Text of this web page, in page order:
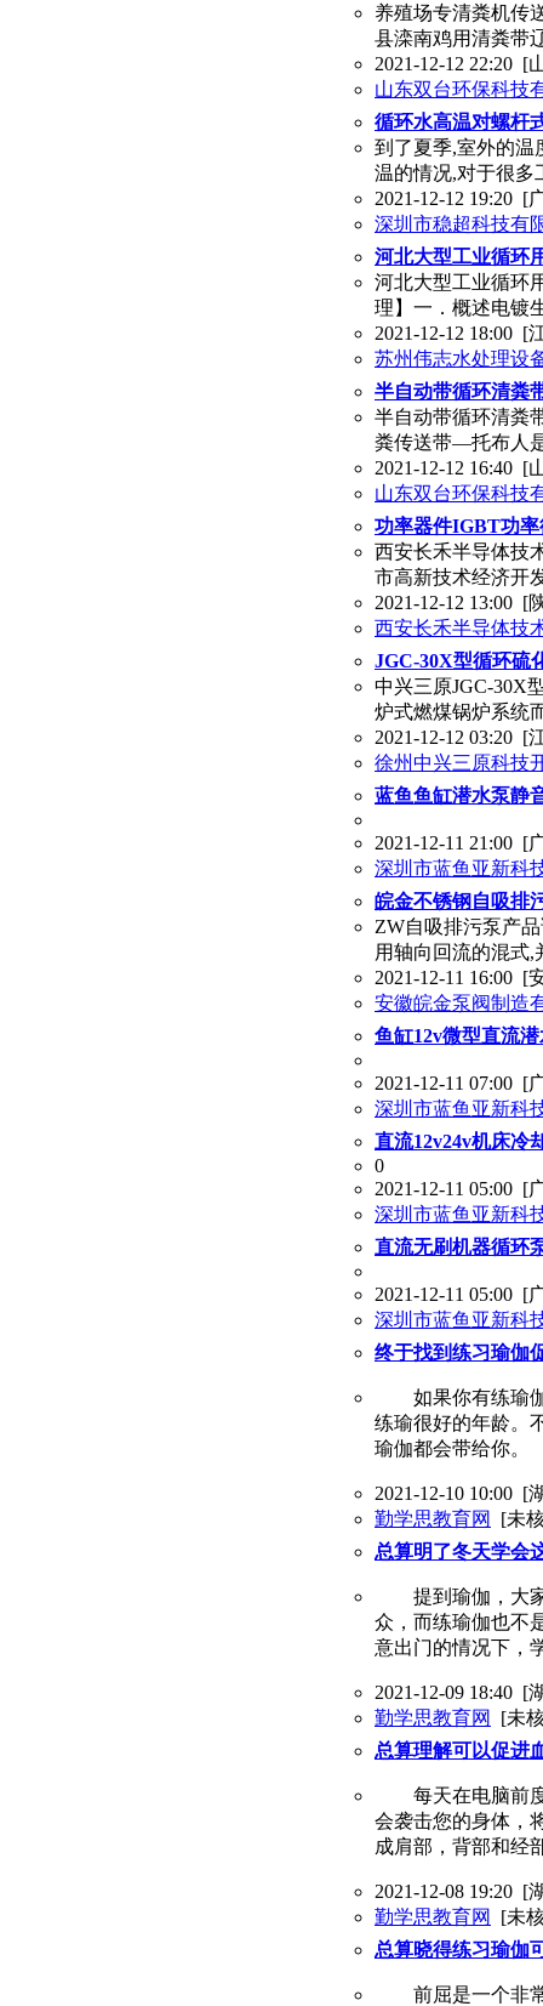
养殖场专清粪机传
县滦南鸡用清粪带
2021-12-12 22:20 [
山东双台环保科技
循环水高温对螺杆
到了夏季,室外的温
温的情况,对于很多
2021-12-12 19:20 [
深圳市稳超科技有
河北大型工业循环
河北大型工业循环
理】一．概述电镀
2021-12-12 18:00 [
苏州伟志水处理设
半自动带循环清粪
半自动带循环清粪
粪传送带—托布人
2021-12-12 16:40 [
山东双台环保科技
功率器件IGBT功
西安长禾半导体技
市高新技术经济开
2021-12-12 13:00 [
西安长禾半导体技
JGC-30X型循环硫
中兴三原JGC-30X
炉式燃煤锅炉系统
2021-12-12 03:20 [
徐州中兴三原科技
蓝鱼鱼缸潜水泵静
2021-12-11 21:00 [
深圳市蓝鱼亚新科
皖金不锈钢自吸排
ZW自吸排污泵产
用轴向回流的混式,
2021-12-11 16:00 [
安徽皖金泵阀制造
鱼缸12v微型直流
2021-12-11 07:00 [
深圳市蓝鱼亚新科
直流12v24v机床冷
0
2021-12-11 05:00 [
深圳市蓝鱼亚新科
直流无刷机器循环
2021-12-11 05:00 [
深圳市蓝鱼亚新科
终于找到练习瑜伽
如果你有练瑜伽
练瑜很好的年龄。
瑜伽都会带给你。
2021-12-10 10:00 [
勤学思教育网
[未
总算明了冬天学会
提到瑜伽，大家
众，而练瑜伽也不
意出门的情况下，
2021-12-09 18:40 [
勤学思教育网
[未
总算理解可以促进
每天在电脑前度
会袭击您的身体，
成肩部，背部和经
2021-12-08 19:20 [
勤学思教育网
[未
总算晓得练习瑜伽
前屈是一个非常